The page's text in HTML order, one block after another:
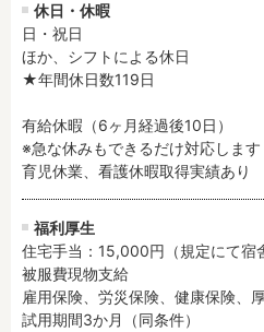
休日・休暇
日・祝日
ほか、シフトによる休日
★年間休日数119日
有給休暇（6ヶ月経過後10日）
※急な休みもできるだけ対応します
育児休業、看護休暇取得実績あり
福利厚生
住宅手当：15,000円（規定にて宿
被服費現物支給
雇用保険、労災保険、健康保険、
試用期間3か月（同条件）